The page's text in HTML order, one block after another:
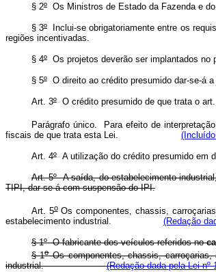
§ 2ºOs Ministros de Estado da Fazenda e do
§ 3ºInclui-se obrigatoriamente entre os
regiões incentivadas.
§ 4ºOs projetos deverão ser implantados no
§ 5ºO direito ao crédito presumido dar-se-á a
Art. 3ºO crédito presumido de que trata o
Parágrafo único. Para efeito de
fiscais de que trata esta Lei.
Art. 4ºA utilização do crédito presumido em
Art. 5º A saída, do estabelecimento
TIPI, dar-se-á com suspensão do IPI.
Art. 5oOs componentes, chassis,
estabelecimento industrial. (Redação
§ 1º O fabricante dos veículos referidos no
§ 1oOs componentes, chassis,
industrial.(Redação dada pela Lei nº